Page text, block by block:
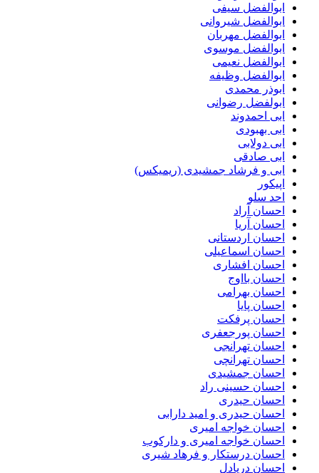
ابوالفضل سیفی
ابوالفضل شیروانی
ابوالفضل مهربان
ابوالفضل موسوی
ابوالفضل نعیمی
ابوالفضل وظیفه
ابوذر محمدی
ابولفضل رضوانی
ابی احمدوند
ابی بهبودی
ابی دولابی
ابی صادقی
ابی و فرشاد جمشیدی (ریمیکس)
اپیکور
احد سلو
احسان آراد
احسان آریا
احسان اردستانی
احسان اسماعیلی
احسان افشاری
احسان بااوج
احسان بهرامی
احسان پایا
احسان پرفکت
احسان پورجعفری
احسان تهرانجی
احسان تهرانچی
احسان جمشیدی
احسان حسینی راد
احسان حیدری
احسان حیدری و امید دارابی
احسان خواجه امیری
احسان خواجه امیری و دارکوب
احسان درستكار و فرهاد شيرى
احسان دریادل